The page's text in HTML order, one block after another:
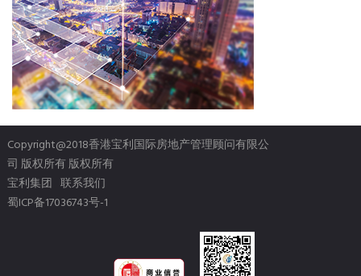
Copyright@2018香港宝利国际房地产管理顾问有限公
司 版权所有 版权所有
宝利集团 联系我们
蜀ICP备17036743号-1